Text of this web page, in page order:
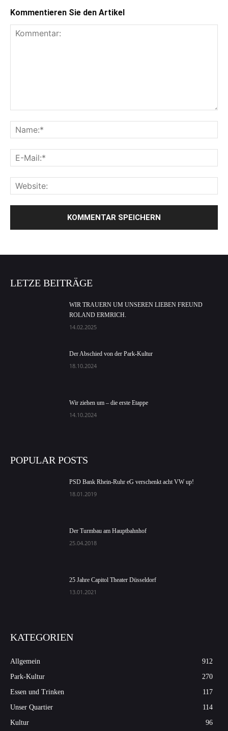
Kommentieren Sie den Artikel
LETZE BEITRÄGE
WIR TRAUERN UM UNSEREN LIEBEN FREUND
ROLAND ERMRICH.
14.02.2025
Der Abschied von der Park-Kultur
18.10.2024
Wir ziehen um – die erste Etappe
14.10.2024
POPULAR POSTS
PSD Bank Rhein-Ruhr eG verschenkt acht VW up!
18.01.2019
Der Turmbau am Hauptbahnhof
25.04.2018
25 Jahre Capitol Theater Düsseldorf
13.01.2021
KATEGORIEN
Allgemein
912
Park-Kultur
270
Essen und Trinken
117
Unser Quartier
114
Kultur
96